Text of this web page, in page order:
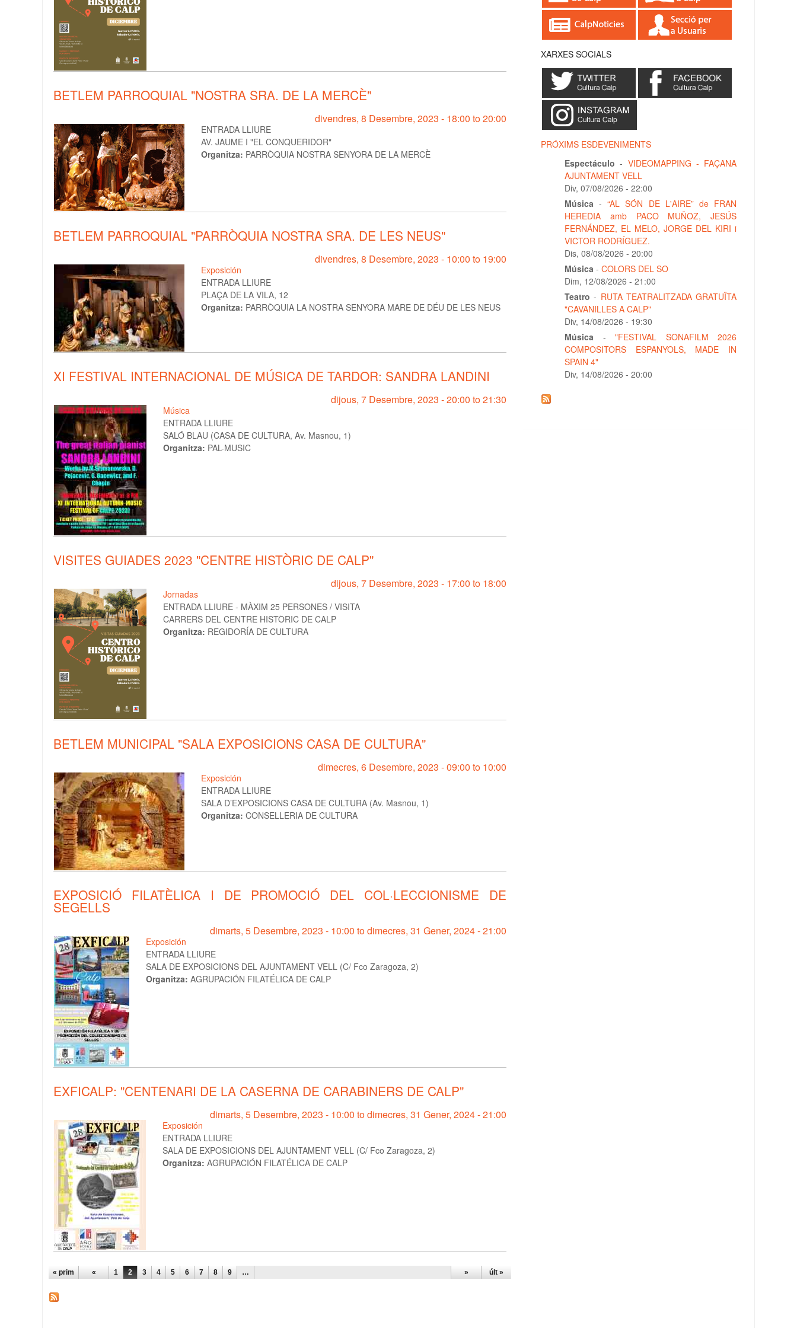
BETLEM PARROQUIAL "NOSTRA SRA. DE LA MERCÈ"
divendres, 8 Desembre, 2023 - 18:00 to20:00
ENTRADA LLIURE
AV. JAUME I "EL CONQUERIDOR"
Organitza: PARRÒQUIA NOSTRA SENYORA DE LA MERCÈ
BETLEM PARROQUIAL "PARRÒQUIA NOSTRA SRA. DE LES NEUS"
divendres, 8 Desembre, 2023 - 10:00 to 19:00
Exposición
ENTRADA LLIURE
PLAÇA DE LA VILA, 12
Organitza: PARRÒQUIA LA NOSTRA SENYORA MARE DE DÉU DE LES NEUS
XI FESTIVAL INTERNACIONAL DE MÚSICA DE TARDOR: SANDRA LANDINI
dijous, 7 Desembre, 2023 -20:00 to21:30
Música
ENTRADA LLIURE
SALÓ BLAU (CASA DE CULTURA, Av. Masnou, 1)
Organitza: PAL-MUSIC
VISITES GUIADES 2023 "CENTRE HISTÒRIC DE CALP"
dijous, 7 Desembre, 2023 - 17:00 to 18:00
Jornadas
ENTRADA LLIURE - MÀXIM 25 PERSONES / VISITA
CARRERS DEL CENTRE HISTÒRIC DE CALP
Organitza: REGIDORÍA DE CULTURA
BETLEM MUNICIPAL "SALA EXPOSICIONS CASA DE CULTURA"
dimecres, 6 Desembre, 2023 -09:00 to 10:00
Exposición
ENTRADA LLIURE
SALA D’EXPOSICIONS CASA DE CULTURA (Av. Masnou, 1)
Organitza: CONSELLERIA DE CULTURA
EXPOSICIÓ FILATÈLICA I DE PROMOCIÓ DEL COL·LECCIONISME DE
SEGELLS
dimarts, 5 Desembre, 2023 - 10:00 todimecres, 31 Gener, 2024 - 21:00
Exposición
ENTRADA LLIURE
SALA DE EXPOSICIONS DEL AJUNTAMENT VELL (C/ Fco Zaragoza, 2)
Organitza: AGRUPACIÓN FILATÉLICA DE CALP
EXFICALP: "CENTENARI DE LA CASERNA DE CARABINERS DE CALP"
dimarts, 5 Desembre, 2023 - 10:00 todimecres, 31 Gener, 2024 - 21:00
Exposición
ENTRADA LLIURE
SALA DE EXPOSICIONS DEL AJUNTAMENT VELL (C/ Fco Zaragoza, 2)
Organitza: AGRUPACIÓN FILATÉLICA DE CALP
PÀGINES
« prim « 1 2 3 4 5 6 7 8 9 … » últ »
XARXES SOCIALS
PRÓXIMS ESDEVENIMENTS
Espectáculo - VIDEOMAPPING - FAÇANA
AJUNTAMENT VELL
Div, 07/08/2026 - 22:00
Música -“AL SÓN DE L'AIRE” de FRAN
HEREDIA amb PACO MUÑOZ, JESÚS
FERNÁNDEZ, EL MELO, JORGE DEL KIRI i
VICTOR RODRÍGUEZ.
Dis, 08/08/2026 - 20:00
Música - COLORS DEL SO
Dim, 12/08/2026 - 21:00
Teatro - RUTA TEATRALITZADA GRATUÏTA
"CAVANILLES A CALP"
Div, 14/08/2026 - 19:30
Música
- "FESTIVAL SONAFILM 2026
COMPOSITORS ESPANYOLS, MADE IN
SPAIN 4"
Div, 14/08/2026 - 20:00